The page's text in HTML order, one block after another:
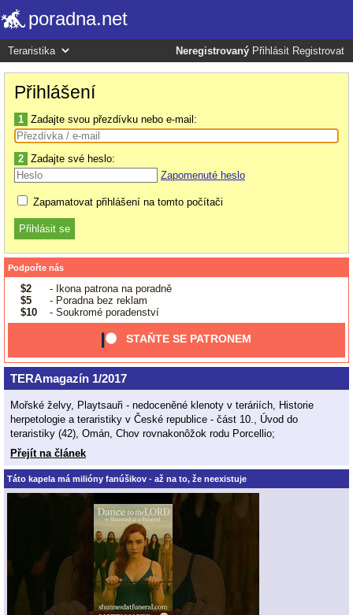
poradna.net
Neregistrovaný Přihlásit Registrovat
Přihlášení
1 Zadajte svou přezdívku nebo e-mail:
2 Zadajte své heslo:
Zapomenuté heslo
Zapamatovat přihlášení na tomto počítači
Podpořte nás
$2
- Ikona patrona na poradně
$5
- Poradna bez reklam
$10
- Soukromé poradenství
STAŇTE SE PATRONEM
TERAmagazín 1/2017
Mořské želvy, Playtsauři - nedoceněné klenoty v teráriích, Historie
herpetologie a teraristiky v České republice - část 10., Úvod do
teraristiky (42), Omán, Chov rovnakonôžok rodu Porcellio;
Přejít na článek
Táto kapela má milióny fanúšikov - až na to, že neexistuje